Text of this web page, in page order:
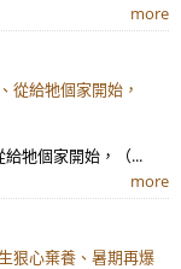
more
從給牠個家開始，
牠個家開始，（...
more
狠心棄養、暑期再爆